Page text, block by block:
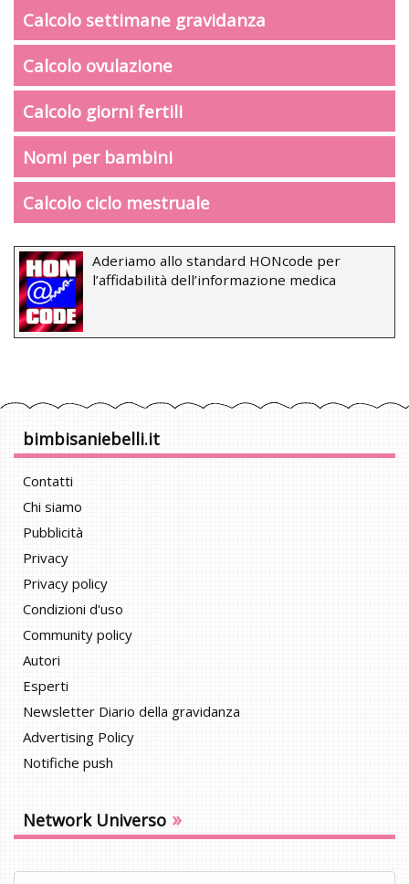
Calcolo settimane gravidanza
Calcolo ovulazione
Calcolo giorni fertili
Nomi per bambini
Calcolo ciclo mestruale
Aderiamo allo standard HONcode per
l’affidabilità dell’informazione medica
bimbisaniebelli.it
Contatti
Chi siamo
Pubblicità
Privacy
Privacy policy
Condizioni d'uso
Community policy
Autori
Esperti
Newsletter Diario della gravidanza
Advertising Policy
Notifiche push
Network Universo »